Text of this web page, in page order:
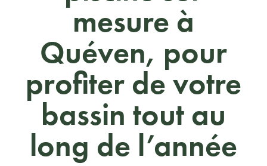
mesure à
Quéven, pour
profiter de votre
bassin tout au
long de l’année